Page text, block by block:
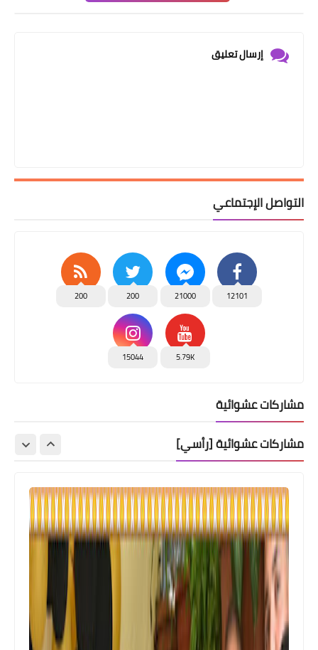
إرسال تعليق
التواصل الإجتماعي
12101
21000
200
200
5.79K
15044
مشاركات عشوائية
مشاركات عشوائية [رأسي]